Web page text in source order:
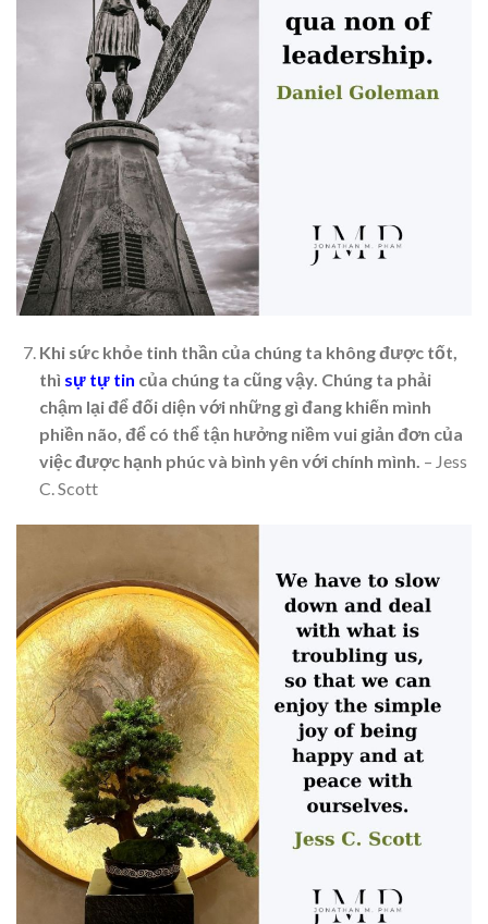
Khi sức khỏe tinh thần của chúng ta không được tốt,
thì sự tự tin của chúng ta cũng vậy. Chúng ta phải
chậm lại để đối diện với những gì đang khiến mình
phiền não, để có thể tận hưởng niềm vui giản đơn của
việc được hạnh phúc và bình yên với chính mình. – Jess
C. Scott